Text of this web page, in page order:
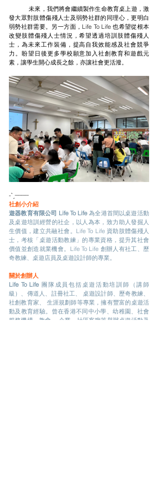
	未來，我們將會繼續製作生命教育桌上遊，激
發大眾對肢體傷殘人士及弱勢社群的同理心，更明白
弱勢社群需要。另一方面，Life To Life 也希望從根本
改變肢體傷殘人士情況，希望透過培訓肢體傷殘人
士，為未來工作裝備，提高自我效能感及社會競爭
力。盼望日後更多學校願意加入社創教育和遊戲元
素，讓學生開心成長之餘，亦讓社會更活潑。
-ˋˏ┈┈┈┈
社創小介紹
遊器教育有限公司 Life To Life 為全港首間以桌遊活﻿動
及桌遊培訓經營的社企，以人為本，致力助人發掘人
生價值，建立共融社會。Life To Life 資助肢體傷殘人
士，考核「桌遊活動教練」的專業資格，提升其社會
價值並創造就業機會。Life To Life 創辦人有社工、歷
奇教練、桌遊店員及桌遊設計師的專業。
關於創辦人
Life To Life 團隊成員包括桌遊活動培訓師（講師
級）、傳道人、註冊社工、 桌遊設計師、歷奇教練、
社創教育家、 生涯規劃師等專業，擁有豐富的桌遊活
動及教育經驗。曾在香港不同中小學、幼稚園、社會
服務機構、教會、 企業、社區客廳等舉辦桌遊活動及